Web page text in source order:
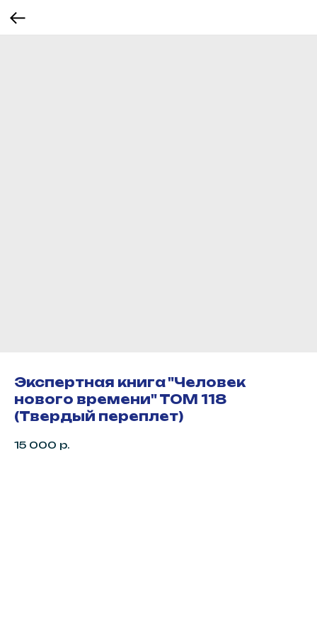
Экспертная книга "Человек
нового времени" ТОМ 118
(Твердый переплет)
15 000 р.